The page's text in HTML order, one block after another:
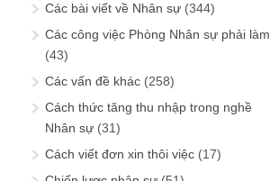
Các bài viết về Nhân sự (344)
Các công việc Phòng Nhân sự phải làm
(43)
Các vấn đề khác (258)
Cách thức tăng thu nhập trong nghề
Nhân sự (31)
Cách viết đơn xin thôi việc (17)